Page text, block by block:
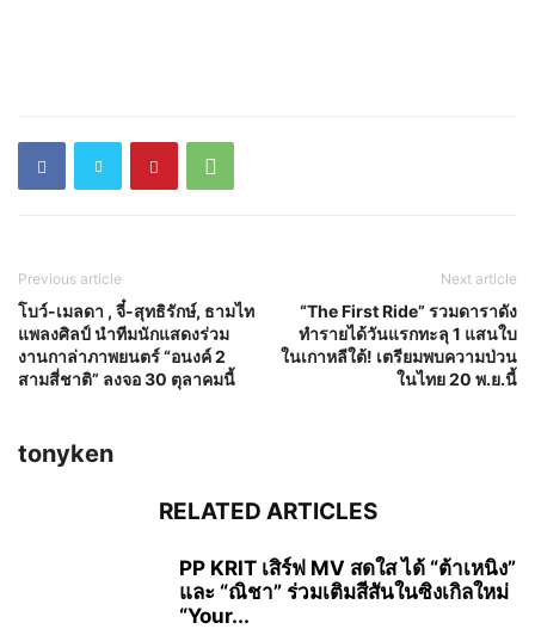
Previous article
โบว์-เมลดา , จี๋-สุทธิรักษ์, ธามไท
แพลงศิลป์ นำทีมนักแสดงร่วม
งานกาล่าภาพยนตร์ “อนงค์ 2
สามสี่ชาติ” ลงจอ 30 ตุลาคมนี้
Next article
“The First Ride” รวมดาราดัง
ทำรายได้วันแรกทะลุ 1 แสนใบ
ในเกาหลีใต้! เตรียมพบความป่วน
ในไทย 20 พ.ย.นี้
tonyken
RELATED ARTICLES
PP KRIT เสิร์ฟ MV สดใส ได้ “ต้าเหนิง”
และ “ณิชา” ร่วมเติมสีสันในซิงเกิลใหม่
“Your...